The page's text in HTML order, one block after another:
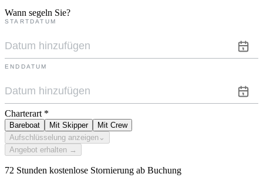
Wann segeln Sie?
STARTDATUM
ENDDATUM
Charterart *
Bareboat Mit Skipper
Mit Crew
Aufschlüsselung anzeigen ⌄
Angebot erhalten →
72 Stunden kostenlose Stornierung ab Buchung